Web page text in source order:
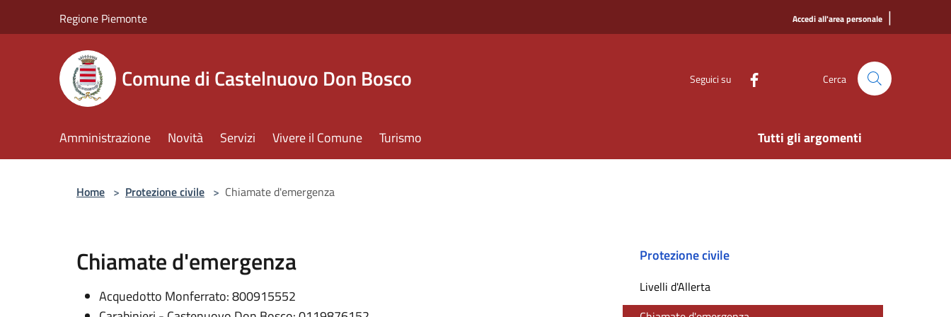
Regione Piemonte Accedi all'area personale |
Comune di Castelnuovo Don Bosco Seguici su Cerca
Amministrazione Novità Servizi Vivere il Comune Turismo Tutti gli argomenti
Home > Protezione civile > Chiamate d'emergenza
Chiamate d'emergenza
Acquedotto Monferrato: 800915552
Protezione civile
Livelli d'Allerta